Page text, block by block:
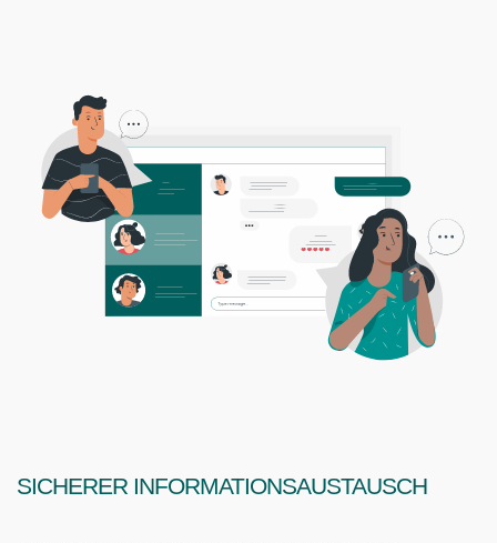
Sicherer Informationsaustausch